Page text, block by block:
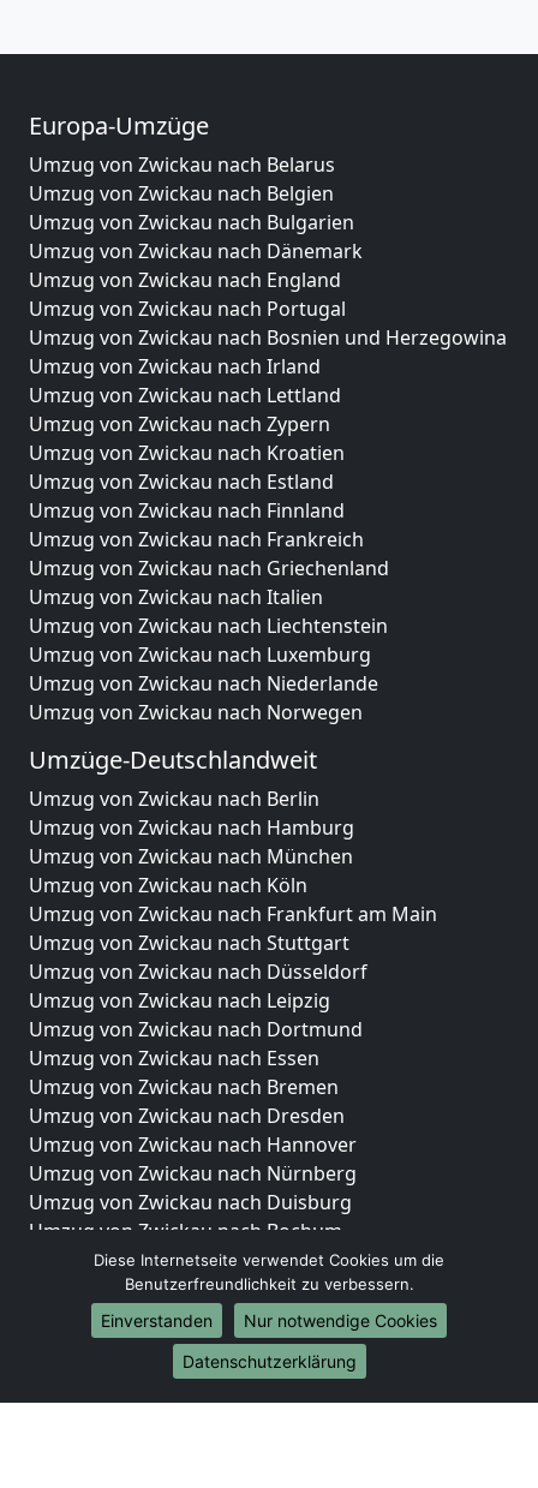
Europa-Umzüge
Umzug von Zwickau nach Belarus
Umzug von Zwickau nach Belgien
Umzug von Zwickau nach Bulgarien
Umzug von Zwickau nach Dänemark
Umzug von Zwickau nach England
Umzug von Zwickau nach Portugal
Umzug von Zwickau nach Bosnien und Herzegowina
Umzug von Zwickau nach Irland
Umzug von Zwickau nach Lettland
Umzug von Zwickau nach Zypern
Umzug von Zwickau nach Kroatien
Umzug von Zwickau nach Estland
Umzug von Zwickau nach Finnland
Umzug von Zwickau nach Frankreich
Umzug von Zwickau nach Griechenland
Umzug von Zwickau nach Italien
Umzug von Zwickau nach Liechtenstein
Umzug von Zwickau nach Luxemburg
Umzug von Zwickau nach Niederlande
Umzug von Zwickau nach Norwegen
Umzüge-Deutschlandweit
Umzug von Zwickau nach Berlin
Umzug von Zwickau nach Hamburg
Umzug von Zwickau nach München
Umzug von Zwickau nach Köln
Umzug von Zwickau nach Frankfurt am Main
Umzug von Zwickau nach Stuttgart
Umzug von Zwickau nach Düsseldorf
Umzug von Zwickau nach Leipzig
Umzug von Zwickau nach Dortmund
Umzug von Zwickau nach Essen
Umzug von Zwickau nach Bremen
Umzug von Zwickau nach Dresden
Umzug von Zwickau nach Hannover
Umzug von Zwickau nach Nürnberg
Umzug von Zwickau nach Duisburg
Umzug von Zwickau nach Bochum
Umzug von Zwickau nach Wuppertal
Umzug von Zwickau nach Bielefeld
Umzug von Zwickau nach Bonn
Umzug von Zwickau nach Münster
Diese Internetseite verwendet Cookies um die
Benutzerfreundlichkeit zu verbessern.
Einverstanden
Nur notwendige Cookies
Datenschutzerklärung